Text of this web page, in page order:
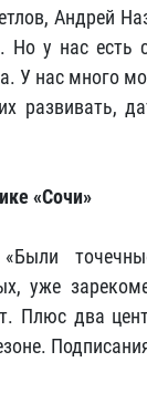
Андрей
Но у нас есть
У нас много
развивать,
«Сочи»
«Были
уже
Плюс два